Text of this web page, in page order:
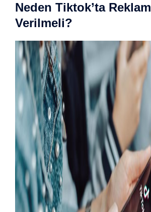
Neden Tiktok’ta Reklam
Verilmeli?